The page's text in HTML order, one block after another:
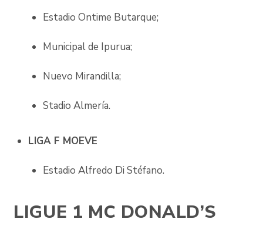
Estadio Ontime Butarque;
Municipal de Ipurua;
Nuevo Mirandilla;
Stadio Almería.
LIGA F MOEVE
Estadio Alfredo Di Stéfano.
LIGUE 1 MC DONALD’S